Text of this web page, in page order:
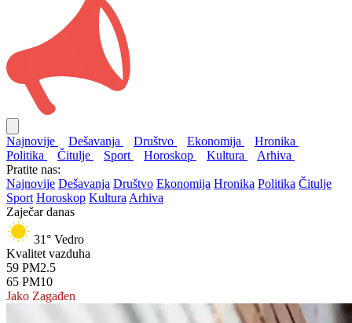
Najnovije Dešavanja Društvo Ekonomija
Hronika
Politika
Čitulje Sport Horoskop Kultura
Arhiva
Pratite nas:
Najnovije Dešavanja Društvo Ekonomija Hronika Politika Čitulje
Sport Horoskop Kultura Arhiva
Zaječar danas
31° Vedro
Kvalitet vazduha
59 PM2.5
65 PM10
Jako Zagađen